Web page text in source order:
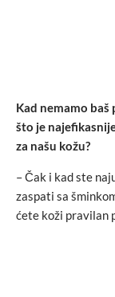
Kad nemamo
što je
za našu kožu?
– Čak i kad ste
zaspati sa
ćete koži pravilan